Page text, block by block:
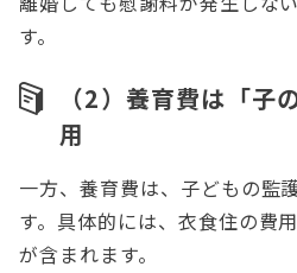
す。
（2）養育費は「子
用
一方、養育費は、子どもの監
す。具体的には、衣食住の費
が含まれます。